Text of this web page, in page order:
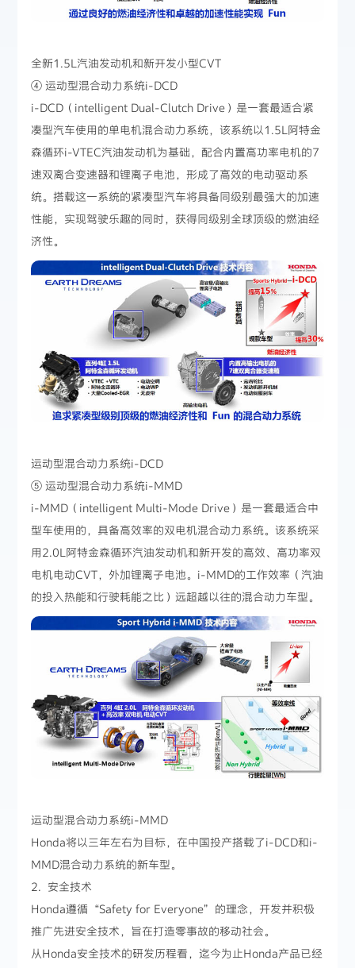
全新1.5L汽油发动机和新开发小型CVT
④ 运动型混合动力系统i-DCD
i-DCD（intelligent Dual-Clutch Drive）是一套最适合紧
凑型汽车使用的单电机混合动力系统，该系统以1.5L阿特金
森循环i-VTEC汽油发动机为基础，配合内置高功率电机的7
速双离合变速器和锂离子电池，形成了高效的电动驱动系
统。搭载这一系统的紧凑型汽车将具备同级别最强大的加速
性能，实现驾驶乐趣的同时，获得同级别全球顶级的燃油经
济性。
运动型混合动力系统i-DCD
⑤ 运动型混合动力系统i-MMD
i-MMD（intelligent Multi-Mode Drive）是一套最适合中
型车使用的，具备高效率的双电机混合动力系统。该系统采
用2.0L阿特金森循环汽油发动机和新开发的高效、高功率双
电机电动CVT，外加锂离子电池。i-MMD的工作效率（汽油
的投入热能和行驶耗能之比）远超越以往的混合动力车型。
运动型混合动力系统i-MMD
Honda将以三年左右为目标，在中国投产搭载了i-DCD和i-
MMD混合动力系统的新车型。
2. 安全技术
Honda遵循“Safety for Everyone”的理念，开发并积极
推广先进安全技术，旨在打造零事故的移动社会。
从Honda安全技术的研发历程看，迄今为止Honda产品已经